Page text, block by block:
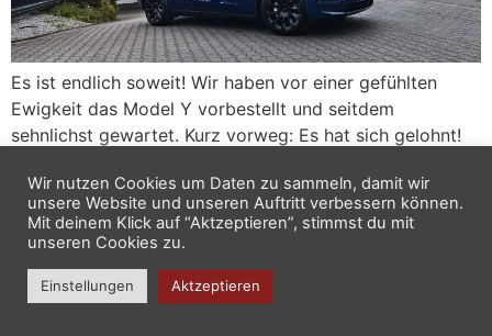
Es ist endlich soweit! Wir haben vor einer gefühlten
Ewigkeit das Model Y vorbestellt und seitdem
sehnlichst gewartet. Kurz vorweg: Es hat sich gelohnt!
Deutschland in Empfang nehmen dürfen! Checkt den
Beitrag vom TESLA MAG!! Diese Ehre geben wir
natürlich gerne an EUCH ALLE weiter. […]
Wir nutzen Cookies um Daten zu sammeln, damit wir
unsere Website und unseren Auftritt verbessern können.
Mit deinem Klick auf “Aktzeptieren”, stimmst du mit
unseren Cookies zu.
Einstellungen Aktzeptieren